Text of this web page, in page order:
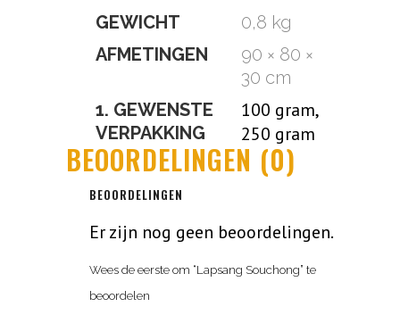
GEWICHT
0,8 kg
AFMETINGEN
90 × 80 ×
30 cm
1. GEWENSTE
VERPAKKING
100 gram,
250 gram
BEOORDELINGEN (0)
BEOORDELINGEN
Er zijn nog geen beoordelingen.
Wees de eerste om “Lapsang Souchong” te
beoordelen